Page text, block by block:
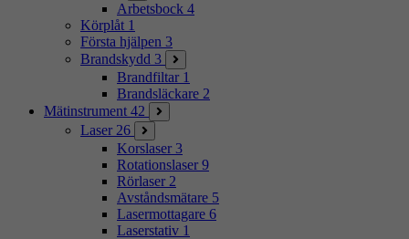
Arbetsbock 4
Körplåt 1
Första hjälpen 3
Brandskydd 3
Brandfiltar 1
Brandsläckare 2
Mätinstrument 42
Laser 26
Korslaser 3
Rotationslaser 9
Rörlaser 2
Avståndsmätare 5
Lasermottagare 6
Laserstativ 1